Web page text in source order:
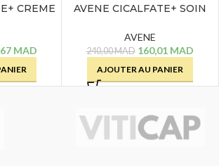
CREME
MAD
AVENE CICALFATE+ SOIN
– 40 ML
AVENE
240,00MAD 160,01 MAD
AJOUTER AU PANIER